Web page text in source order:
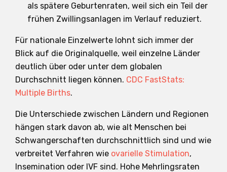
als spätere Geburtenraten, weil sich ein Teil der
frühen Zwillingsanlagen im Verlauf reduziert.
Für nationale Einzelwerte lohnt sich immer der
Blick auf die Originalquelle, weil einzelne Länder
deutlich über oder unter dem globalen
Durchschnitt liegen können. CDC FastStats:
Multiple Births.
Die Unterschiede zwischen Ländern und Regionen
hängen stark davon ab, wie alt Menschen bei
Schwangerschaften durchschnittlich sind und wie
verbreitet Verfahren wie ovarielle Stimulation,
Insemination oder IVF sind. Hohe Mehrlingsraten